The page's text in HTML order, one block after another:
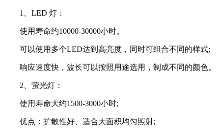
1、LED 灯：
使用寿命约10000-30000小时。
可以使用多个LED达到高亮度，同时可组合不同的样式;
响应速度快，波长可以按照用途选用，制成不同的颜色。
2、萤光灯：
使用寿命大约1500-3000小时;
优点：扩散性好、适合大面积均匀照射;